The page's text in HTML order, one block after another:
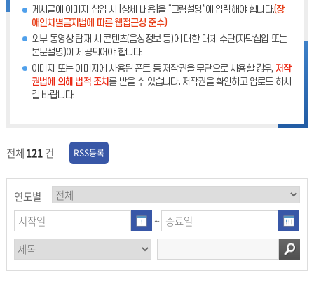
게시글에 이미지 삽입 시 [상세 내용]을 “그림설명”에 입력해야 합니다.(장
애인차별금지법에 따른 웹접근성 준수)
외부 동영상 탑재 시 콘텐츠(음성정보 등)에 대한 대체 수단(자막삽입 또는
본문설명)이 제공되어야 합니다.
이미지 또는 이미지에 사용된 폰트 등 저작권을 무단으로 사용할 경우, 저작
권법에 의해 법적 조치 를 받을 수 있습니다. 저작권을 확인하고 업로드 하시
길 바랍니다.
전체121건 RSS등록
연도별
~